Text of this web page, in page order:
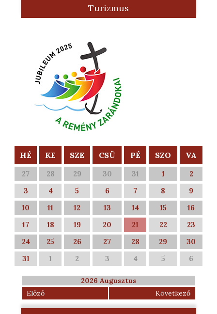
Turizmus
HÉ KE SZE CSÜ PÉ SZO VA
27 28 29 30 31 1
2
3
4 5 6 7 8
9
10
11 12 13 14 15
16
17
18 19 20 21 22
23
24
25 26 27 28 29
30
31
1 2 3 4 5 6
2026 Augusztus
Előző
Következő